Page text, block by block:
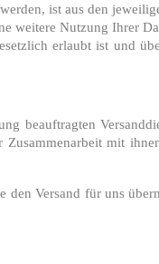
ist aus den
weitere Nutzung Ihrer
erlaubt ist und
beauftragten
mit
Versand für uns